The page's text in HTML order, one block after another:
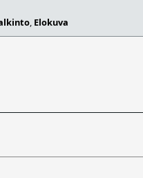
, Elokuva